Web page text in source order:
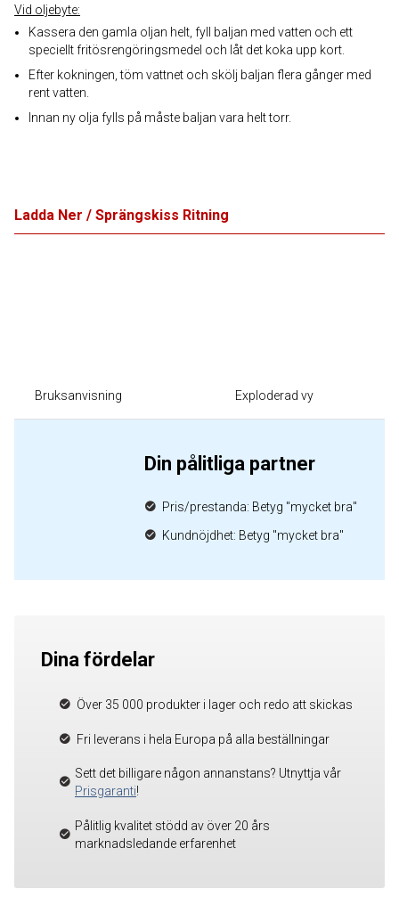
Vid oljebyte:
Kassera den gamla oljan helt, fyll baljan med vatten och ett
speciellt fritösrengöringsmedel och låt det koka upp kort.
Efter kokningen, töm vattnet och skölj baljan flera gånger med
rent vatten.
Innan ny olja fylls på måste baljan vara helt torr.
Ladda Ner / Sprängskiss Ritning
Bruksanvisning Exploderad vy
Din pålitliga partner
Pris/prestanda: Betyg "mycket bra"
Kundnöjdhet: Betyg "mycket bra"
Dina fördelar
Över 35 000 produkter i lager och redo att skickas
Fri leverans i hela Europa på alla beställningar
Sett det billigare någon annanstans? Utnyttja vår
Prisgaranti!
Pålitlig kvalitet stödd av över 20 års
marknadsledande erfarenhet